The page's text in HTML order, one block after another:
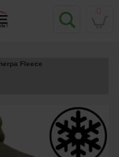
Fleece